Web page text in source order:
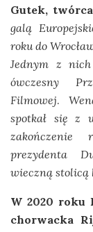
Gutek,
galą
roku do
Jednym z
ówczesny
Filmowej.
spotkał się z
zakończenie
prezydenta
wieczną stolicą
W 2020 roku
chorwacka